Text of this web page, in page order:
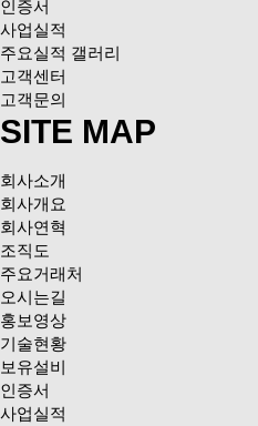
인증서
사업실적
주요실적 갤러리
고객센터
고객문의
SITE MAP
회사소개
회사개요
회사연혁
조직도
주요거래처
오시는길
홍보영상
기술현황
보유설비
인증서
사업실적